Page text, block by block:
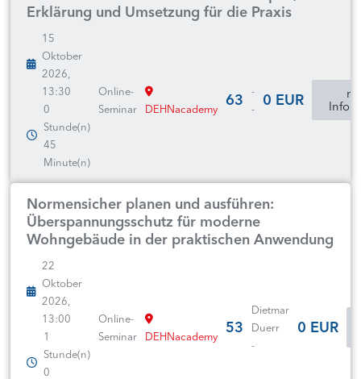
Erklärung und Umsetzung für die Praxis
15
Oktober
2026,
13:30
0
Stunde(n)
45
Minute(n)
Online-
Seminar
DEHNacademy 63
-
-
0 EUR
Normensicher planen und ausführen:
Überspannungsschutz für moderne
Wohngebäude in der praktischen Anwendung
22
Oktober
2026,
13:00
1
Stunde(n)
0
Online-
Seminar
DEHNacademy 53
Dietmar
Duerr
-
0 EUR